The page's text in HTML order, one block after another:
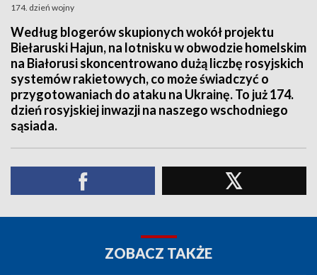
174. dzień wojny
Według blogerów skupionych wokół projektu
Biełaruski Hajun, na lotnisku w obwodzie homelskim
na Białorusi skoncentrowano dużą liczbę rosyjskich
systemów rakietowych, co może świadczyć o
przygotowaniach do ataku na Ukrainę. To już 174.
dzień rosyjskiej inwazji na naszego wschodniego
sąsiada.
ZOBACZ TAKŻE